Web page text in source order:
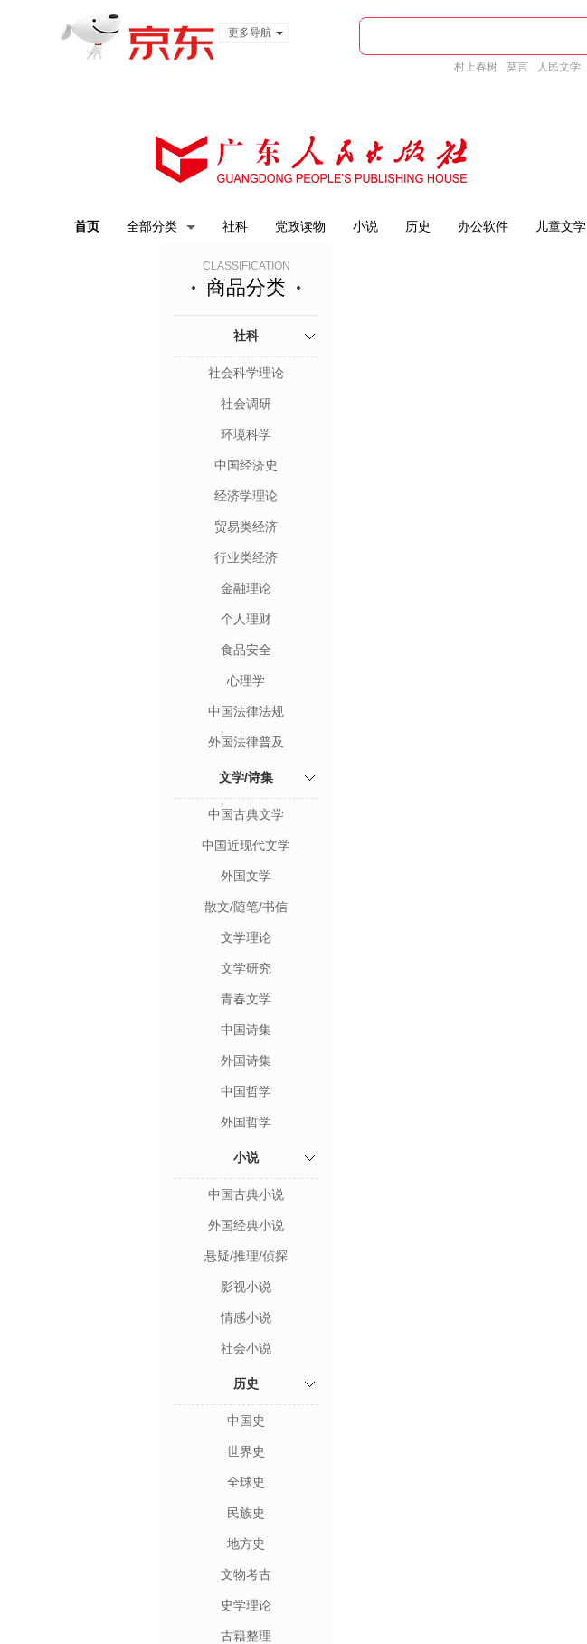
更多导航
村上春树 莫言 人民文学
首页 全部分类 社科 党政读物 小说 历史 办公软件 儿童文学
CLASSIFICATION
商品分类
社科
社会科学理论
社会调研
环境科学
中国经济史
经济学理论
贸易类经济
行业类经济
金融理论
个人理财
食品安全
心理学
中国法律法规
外国法律普及
文学/诗集
中国古典文学
中国近现代文学
外国文学
散文/随笔/书信
文学理论
文学研究
青春文学
中国诗集
外国诗集
中国哲学
外国哲学
小说
中国古典小说
外国经典小说
悬疑/推理/侦探
影视小说
情感小说
社会小说
历史
中国史
世界史
全球史
民族史
地方史
文物考古
史学理论
古籍整理